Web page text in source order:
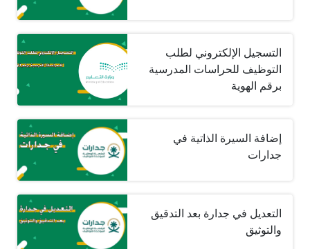
التسجيل الإلكتروني لطلب
التوظيف للحراسات المدرسية
برقم الهوية
إضافة السيرة الذاتية في
جدارات
التعديل في جدارة بعد التدقيق
والتوثيق